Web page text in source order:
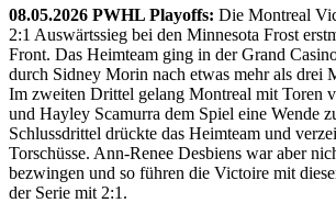
08.05.2026 PWHL Playoffs: Die Montreal
2:1 Auswärtssieg bei den Minnesota Frost
Front. Das Heimteam ging in der Grand
durch Sidney Morin nach etwas mehr als drei
Im zweiten Drittel gelang Montreal mit Toren
und Hayley Scamurra dem Spiel eine Wende
Schlussdrittel drückte das Heimteam und
Torschüsse. Ann-Renee Desbiens war aber
bezwingen und so führen die Victoire mit
der Serie mit 2:1.